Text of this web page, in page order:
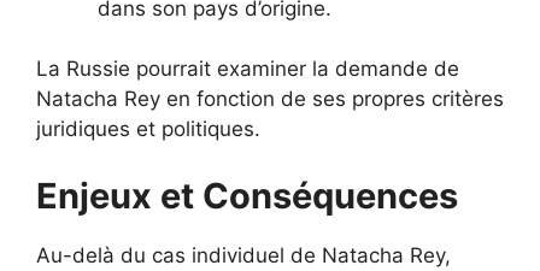
dans son pays d’origine.
La Russie pourrait examiner la demande de
Natacha Rey en fonction de ses propres critères
juridiques et politiques.
Enjeux et Conséquences
Au-delà du cas individuel de Natacha Rey,